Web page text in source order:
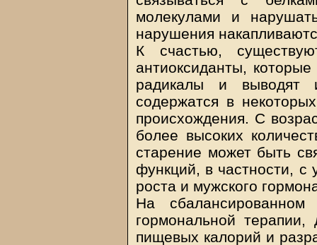
молекулами и
нарушения
К счастью,
антиоксиданты,
радикалы и выводят
содержатся в
происхождения. С
более высоких
старение может быть
функций, в частности, с
роста и мужского
На сбалансированном
гормональной терапии,
пищевых калорий и